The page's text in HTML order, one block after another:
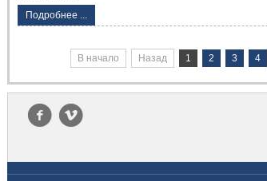
Подробнее ...
В начало Назад 1 2 3 4
f v